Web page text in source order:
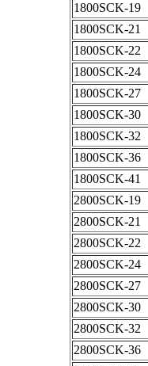
1800SCK-19
1800SCK-21
1800SCK-22
1800SCK-24
1800SCK-27
1800SCK-30
1800SCK-32
1800SCK-36
1800SCK-41
2800SCK-19
2800SCK-21
2800SCK-22
2800SCK-24
2800SCK-27
2800SCK-30
2800SCK-32
2800SCK-36